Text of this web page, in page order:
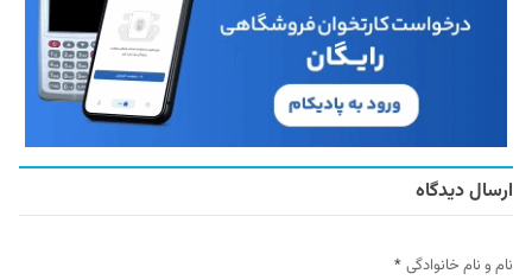
ارسال دیدگاه
نام و نام خانوادگی *